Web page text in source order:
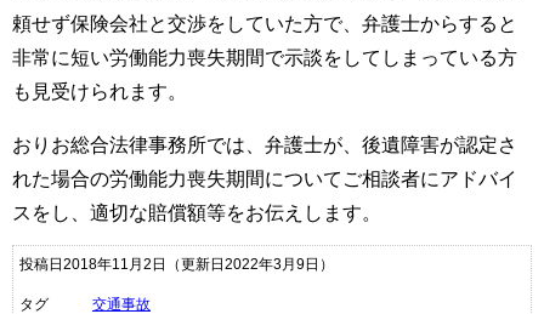
頼せず保険会社と交渉をしていた方で、弁護士からすると
非常に短い労働能力喪失期間で示談をしてしまっている方
も見受けられます。
おりお総合法律事務所では、弁護士が、後遺障害が認定さ
れた場合の労働能力喪失期間についてご相談者にアドバイ
スをし、適切な賠償額等をお伝えします。
投稿日2018年11月2日 （更新日2022年3月9日）
タグ 交通事故